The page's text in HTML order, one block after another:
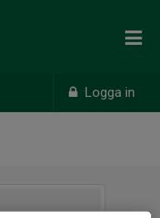
Logga in